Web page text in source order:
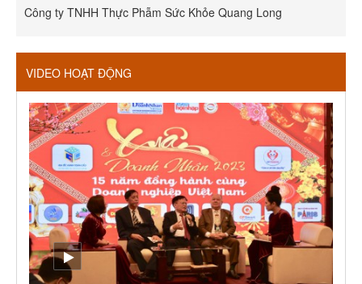
Công ty TNHH Thực Phẫm Sức Khỏe Quang Long
VIDEO HOẠT ĐỘNG